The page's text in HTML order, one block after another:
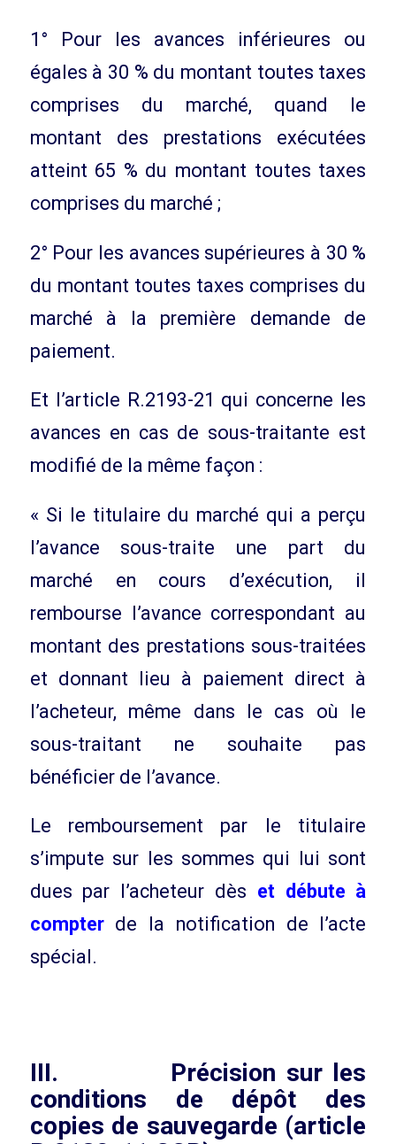
1° Pour les avances inférieures ou
égales à 30 % du montant toutes taxes
comprises du marché, quand le
montant des prestations exécutées
atteint 65 % du montant toutes taxes
comprises du marché ;
2° Pour les avances supérieures à 30 %
du montant toutes taxes comprises du
marché à la première demande de
paiement.
Et l’article R.2193-21 qui concerne les
avances en cas de sous-traitante est
modifié de la même façon :
« Si le titulaire du marché qui a perçu
l’avance sous-traite une part du
marché en cours d’exécution, il
rembourse l’avance correspondant au
montant des prestations sous-traitées
et donnant lieu à paiement direct à
l’acheteur, même dans le cas où le
sous-traitant ne souhaite pas
bénéficier de l’avance.
Le remboursement par le titulaire
s’impute sur les sommes qui lui sont
dues par l’acheteur dès et débute à
compter de la notification de l’acte
spécial.
III. Précision sur les
conditions de dépôt des
copies de sauvegarde (article